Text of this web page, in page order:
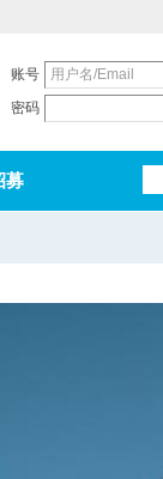
账号
密码
募